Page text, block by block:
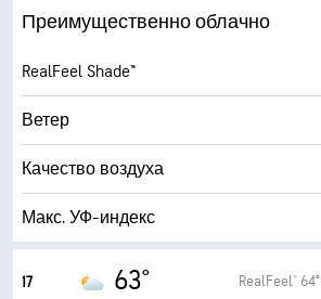
Влажность
Точка росы
AccuLumen Brightness Index™
Облачность
Видимость
Преимущественно облачно
RealFeel Shade™
Ветер
Качество воздуха
Макс. УФ-индекс
17 63° RealFeel® 64°